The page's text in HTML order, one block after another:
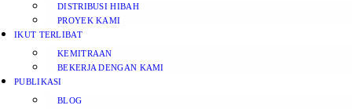
DISTRIBUSI HIBAH
PROYEK KAMI
IKUT TERLIBAT
KEMITRAAN
BEKERJA DENGAN KAMI
PUBLIKASI
BLOG